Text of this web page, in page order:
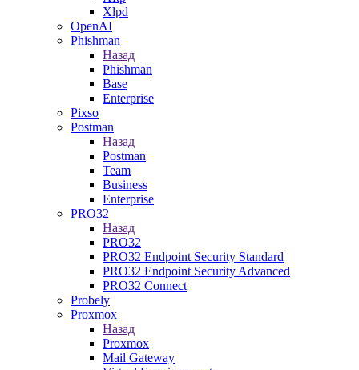
Xlpd
OpenAI
Phishman
Назад
Phishman
Base
Enterprise
Pixso
Postman
Назад
Postman
Team
Business
Enterprise
PRO32
Назад
PRO32
PRO32 Endpoint Security Standard
PRO32 Endpoint Security Advanced
PRO32 Connect
Probely
Proxmox
Назад
Proxmox
Mail Gateway